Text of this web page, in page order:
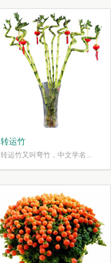
转运竹
转运竹又叫弯竹，中文学名...